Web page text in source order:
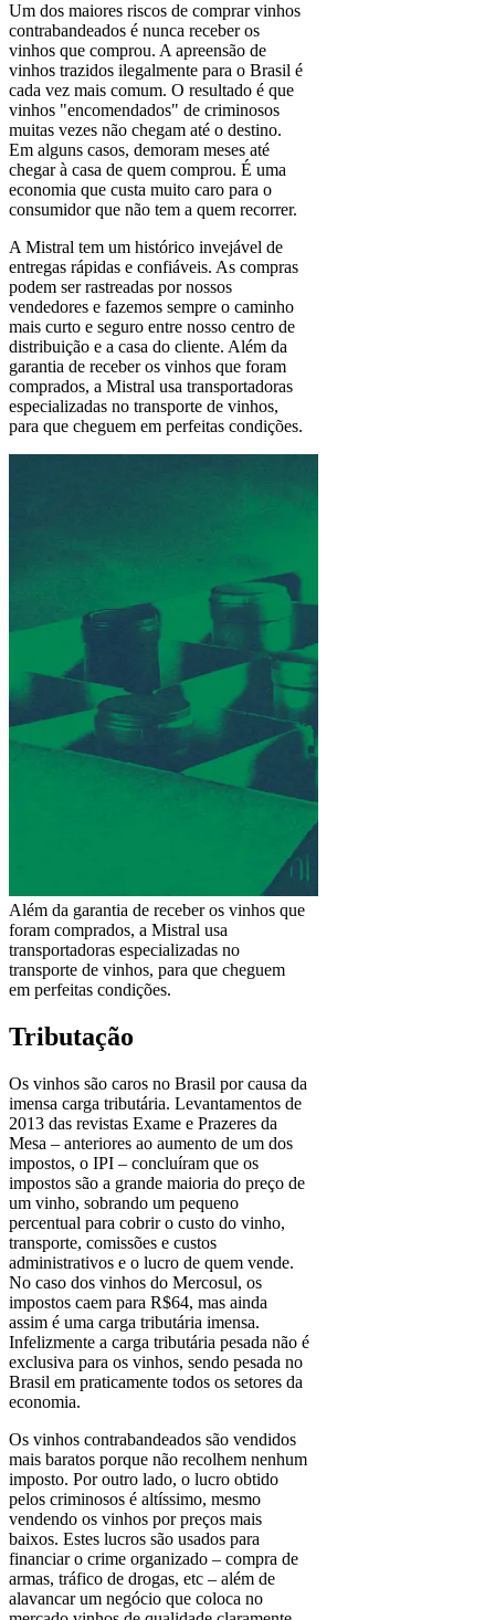
Um dos maiores riscos de comprar vinhos
contrabandeados é nunca receber os
vinhos que comprou. A apreensão de
vinhos trazidos ilegalmente para o Brasil é
cada vez mais comum. O resultado é que
vinhos "encomendados" de criminosos
muitas vezes não chegam até o destino.
Em alguns casos, demoram meses até
chegar à casa de quem comprou. É uma
economia que custa muito caro para o
consumidor que não tem a quem recorrer.
A Mistral tem um histórico invejável de
entregas rápidas e confiáveis. As compras
podem ser rastreadas por nossos
vendedores e fazemos sempre o caminho
mais curto e seguro entre nosso centro de
distribuição e a casa do cliente. Além da
garantia de receber os vinhos que foram
comprados, a Mistral usa transportadoras
especializadas no transporte de vinhos,
para que cheguem em perfeitas condições.
Além da garantia de receber os vinhos que
foram comprados, a Mistral usa
transportadoras especializadas no
transporte de vinhos, para que cheguem
em perfeitas condições.
Tributação
Os vinhos são caros no Brasil por causa da
imensa carga tributária. Levantamentos de
2013 das revistas Exame e Prazeres da
Mesa – anteriores ao aumento de um dos
impostos, o IPI – concluíram que os
impostos são a grande maioria do preço de
um vinho, sobrando um pequeno
percentual para cobrir o custo do vinho,
transporte, comissões e custos
administrativos e o lucro de quem vende.
No caso dos vinhos do Mercosul, os
impostos caem para R$64, mas ainda
assim é uma carga tributária imensa.
Infelizmente a carga tributária pesada não é
exclusiva para os vinhos, sendo pesada no
Brasil em praticamente todos os setores da
economia.
Os vinhos contrabandeados são vendidos
mais baratos porque não recolhem nenhum
imposto. Por outro lado, o lucro obtido
pelos criminosos é altíssimo, mesmo
vendendo os vinhos por preços mais
baixos. Estes lucros são usados para
financiar o crime organizado – compra de
armas, tráfico de drogas, etc – além de
alavancar um negócio que coloca no